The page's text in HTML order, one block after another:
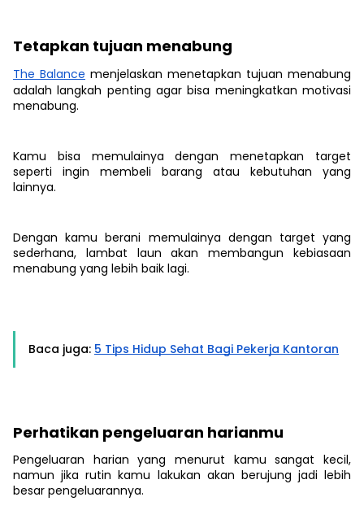
Tetapkan tujuan menabung
The Balance menjelaskan menetapkan tujuan menabung
adalah langkah penting agar bisa meningkatkan motivasi
menabung.
Kamu bisa memulainya dengan menetapkan target
seperti ingin membeli barang atau kebutuhan yang
lainnya.
Dengan kamu berani memulainya dengan target yang
sederhana, lambat laun akan membangun kebiasaan
menabung yang lebih baik lagi.
Baca juga: 5 Tips Hidup Sehat Bagi Pekerja Kantoran
Perhatikan pengeluaran harianmu
Pengeluaran harian yang menurut kamu sangat kecil,
namun jika rutin kamu lakukan akan berujung jadi lebih
besar pengeluarannya.